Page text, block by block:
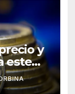
y
este
2026